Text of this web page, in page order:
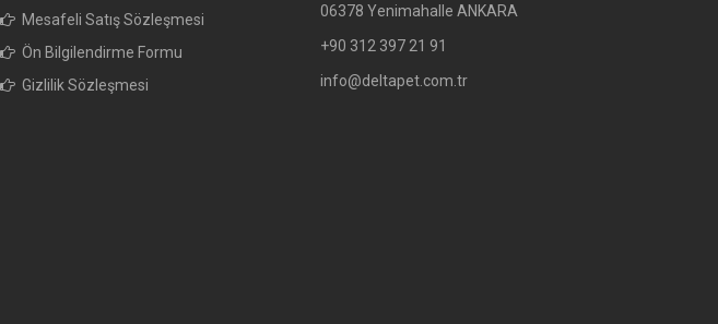
Mesafeli Satış Sözleşmesi
Ön Bilgilendirme Formu
Gizlilik Sözleşmesi
06378 Yenimahalle ANKARA
+90 312 397 21 91
info@deltapet.com.tr